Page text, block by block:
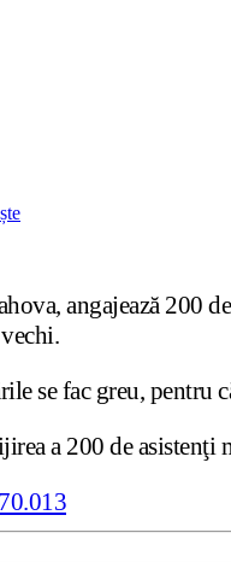
angajează 200
se fac greu, pentru
a 200 de asistenţi